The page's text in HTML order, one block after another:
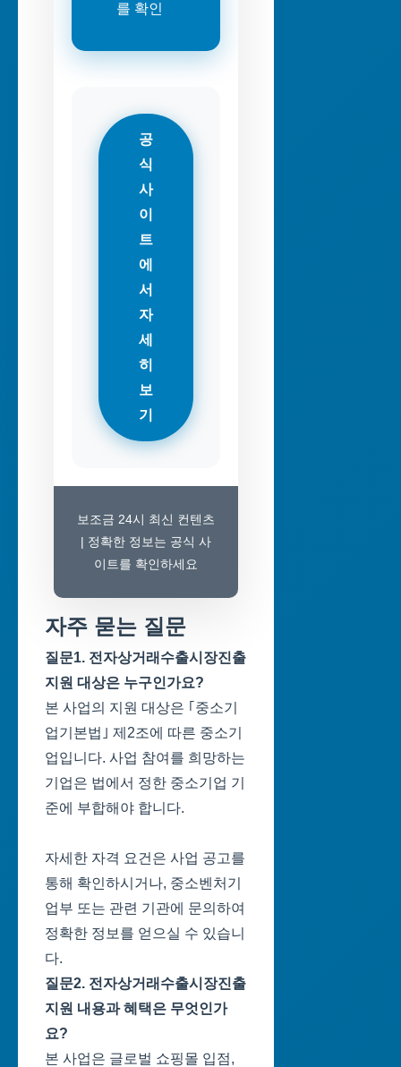
를 확인
공
식
사
이
트
에
서
자
세
히
보
기
보조금 24시 최신 컨텐츠
| 정확한 정보는 공식 사
이트를 확인하세요
자주 묻는 질문
질문1. 전자상거래수출시장진출
지원 대상은 누구인가요?
본 사업의 지원 대상은 ｢중소기
업기본법｣ 제2조에 따른 중소기
업입니다. 사업 참여를 희망하는
기업은 법에서 정한 중소기업 기
준에 부합해야 합니다.
자세한 자격 요건은 사업 공고를
통해 확인하시거나, 중소벤처기
업부 또는 관련 기관에 문의하여
정확한 정보를 얻으실 수 있습니
다.
질문2. 전자상거래수출시장진출
지원 내용과 혜택은 무엇인가
요?
본 사업은 글로벌 쇼핑몰 입점,